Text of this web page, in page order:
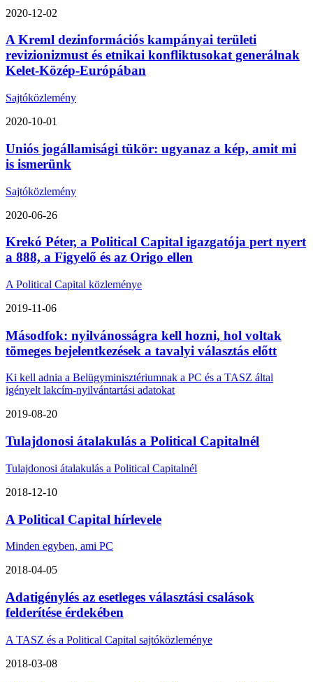
2020-12-02
A Kreml dezinformációs kampányai területi
revizionizmust és etnikai konfliktusokat generálnak
Kelet-Közép-Európában
Sajtóközlemény
2020-10-01
Uniós jogállamisági tükör: ugyanaz a kép, amit mi
is ismerünk
Sajtóközlemény
2020-06-26
Krekó Péter, a Political Capital igazgatója pert nyert
a 888, a Figyelő és az Origo ellen
A Political Capital közleménye
2019-11-06
Másodfok: nyilvánosságra kell hozni, hol voltak
tömeges bejelentkezések a tavalyi választás előtt
Ki kell adnia a Belügyminisztériumnak a PC és a TASZ által
igényelt lakcím-nyilvántartási adatokat
2019-08-20
Tulajdonosi átalakulás a Political Capitalnél
Tulajdonosi átalakulás a Political Capitalnél
2018-12-10
A Political Capital hírlevele
Minden egyben, ami PC
2018-04-05
Adatigénylés az esetleges választási csalások
felderítése érdekében
A TASZ és a Political Capital sajtóközleménye
2018-03-08